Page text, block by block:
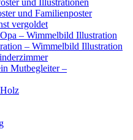
und Illustrationen
und Familienposter
vergoldet
– Wimmelbild Illustration
– Wimmelbild Illustration
Mutbegleiter –